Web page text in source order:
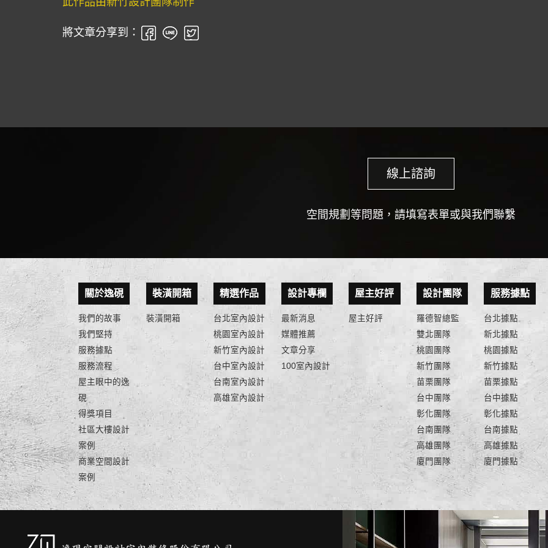
將文章分享到：
線上諮詢
空間規劃等問題，請填寫表單或與我們聯繫
關於逸硯
我們的故事
我們堅持
服務據點
服務流程
屋主眼中的逸
硯
得獎項目
社區大樓設計
案例
商業空間設計
案例
裝潢開箱
裝潢開箱
精選作品
台北室內設計
桃園室內設計
新竹室內設計
台中室內設計
台南室內設計
高雄室內設計
設計專欄
最新消息
媒體推薦
文章分享
100室內設計
屋主好評
屋主好評
設計團隊
羅德智總監
雙北團隊
桃園團隊
新竹團隊
苗栗團隊
台中團隊
彰化團隊
台南團隊
高雄團隊
廈門團隊
服務據點
台北據點
新北據點
桃園據點
新竹據點
苗栗據點
台中據點
彰化據點
台南據點
高雄據點
廈門據點